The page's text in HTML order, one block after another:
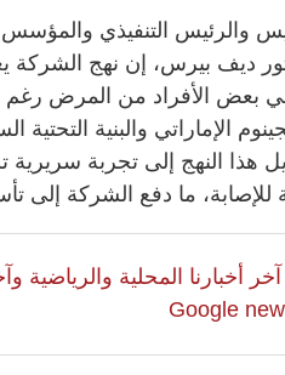
والرئيس التنفيذي
ديف بيرس، إن نهج الشركة
بعض الأفراد من المرض رغم
هذا النهج إلى تجربة سريرية
للإصابة، ما دفع الشركة
آخر أخبارنا المحلية